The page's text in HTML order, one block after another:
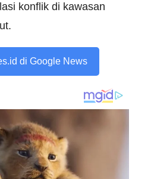
konflik di kawasan
di Google News